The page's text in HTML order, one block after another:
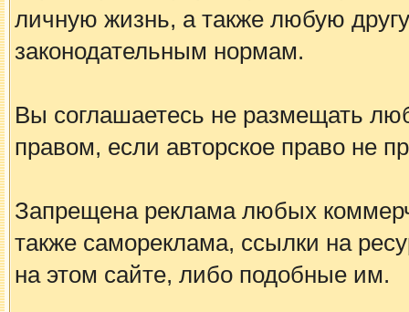
личную жизнь, а также любую
законодательным нормам.
Вы соглашаетесь не размещать
правом, если авторское право не
Запрещена реклама любых
также самореклама, ссылки на
на этом сайте, либо подобные им.